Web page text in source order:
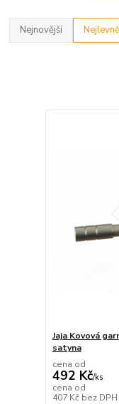
Nejnovější
Jaja Kovová
satyna
cena od
492 Kč/ks
cena od
407 Kč bez DPH